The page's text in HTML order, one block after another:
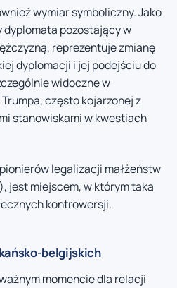
wymiar symboliczny. Jako
pozostający w
reprezentuje zmianę
dyplomacji i jej podejściu do
widoczne w
często kojarzonej z
stanowiskami w kwestiach
legalizacji małżeństw
jest miejscem, w którym taka
kontrowersji.
belgijskich
momencie dla relacji